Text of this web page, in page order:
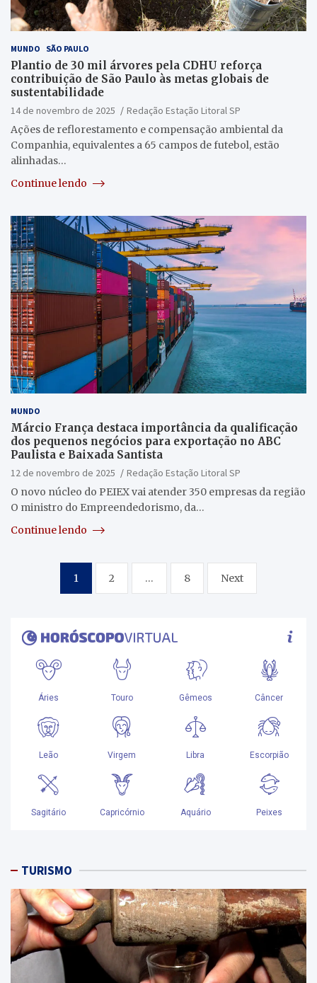
MUNDO SÃO PAULO
Plantio de 30 mil árvores pela CDHU reforça
contribuição de São Paulo às metas globais de
sustentabilidade
14 de novembro de 2025
Redação Estação Litoral SP
Ações de reflorestamento e compensação ambiental da
Companhia, equivalentes a 65 campos de futebol, estão
alinhadas…
Continue lendo
MUNDO
Márcio França destaca importância da qualificação
dos pequenos negócios para exportação no ABC
Paulista e Baixada Santista
12 de novembro de 2025
Redação Estação Litoral SP
O novo núcleo do PEIEX vai atender 350 empresas da região
O ministro do Empreendedorismo, da…
Continue lendo
Paginação
1 2 … 8 Next
TURISMO